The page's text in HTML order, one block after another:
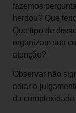
fazemos
herdou? Que
Que tipo de
organizam sua
atenção?
Observar não
adiar o
da